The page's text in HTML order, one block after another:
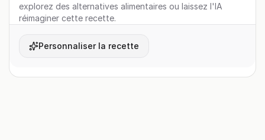
explorez des alternatives alimentaires ou laissez l'IA
réimaginer cette recette.
Personnaliser la recette